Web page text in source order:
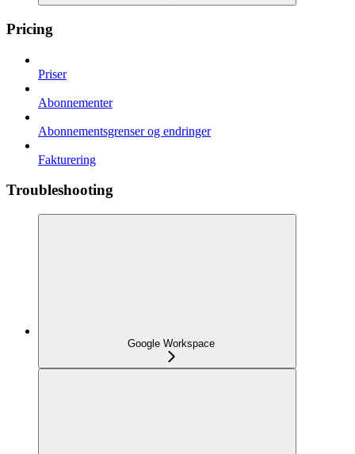
Pricing
Priser
Abonnementer
Abonnementsgrenser og endringer
Fakturering
Troubleshooting
Google Workspace